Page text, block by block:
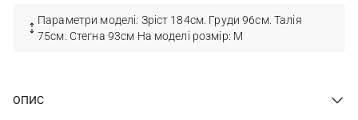
Параметри моделі: Зріст 184см. Груди 96см. Талія
75см. Стегна 93см На моделі розмір: М
ОПИС